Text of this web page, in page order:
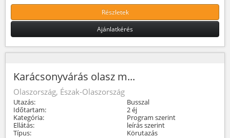
Részletek
Ajánlatkérés
Karácsonyvárás olasz m...
Olaszország, Észak-Olaszország
Utazás:
Busszal
Időtartam:
2 éj
Kategória:
Program szerint
Ellátás:
leírás szerint
Típus:
Körutazás